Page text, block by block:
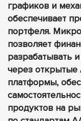
графиков и
обеспечивает
портфеля.
позволяет
разрабатывать
через открытые
платформы,
продуктов на